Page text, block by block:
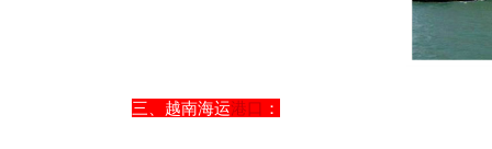
三、越南海运港口 ：